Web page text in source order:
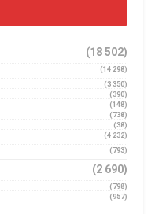
(18 502)
(14 298)
(3 350)
(390)
(148)
(738)
(38)
(4 232)
(793)
(2 690)
(798)
(957)